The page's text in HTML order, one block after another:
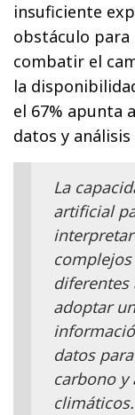
insuficiente
obstáculo para
combatir el
la
el 67% apunta
datos y
La
artificial
diferentes
adoptar
datos
carbono y